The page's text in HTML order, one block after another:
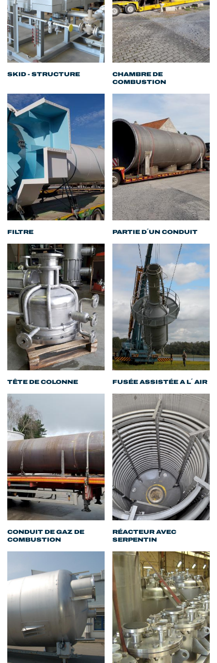
SKID - STRUCTURE
CHAMBRE DE
COMBUSTION
FILTRE PARTIE D´UN CONDUIT
TÊTE DE COLONNE FUSÉE ASSISTÉE A L´ AIR
CONDUIT DE GAZ DE
COMBUSTION
RÉACTEUR AVEC
SERPENTIN